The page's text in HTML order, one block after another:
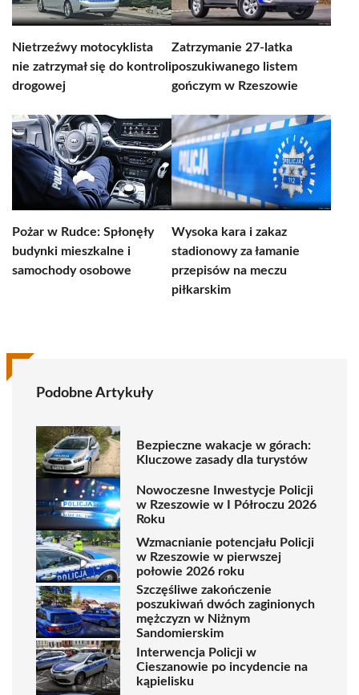
Nietrzeźwy motocyklista
nie zatrzymał się do kontroli
drogowej
Zatrzymanie 27-latka
poszukiwanego listem
gończym w Rzeszowie
Pożar w Rudce: Spłonęły
budynki mieszkalne i
samochody osobowe
Wysoka kara i zakaz
stadionowy za łamanie
przepisów na meczu
piłkarskim
Podobne Artykuły
Bezpieczne wakacje w górach:
Kluczowe zasady dla turystów
Nowoczesne Inwestycje Policji
w Rzeszowie w I Półroczu 2026
Roku
Wzmacnianie potencjału Policji
w Rzeszowie w pierwszej
połowie 2026 roku
Szczęśliwe zakończenie
poszukiwań dwóch zaginionych
mężczyzn w Niżnym
Sandomierskim
Interwencja Policji w
Cieszanowie po incydencie na
kąpielisku